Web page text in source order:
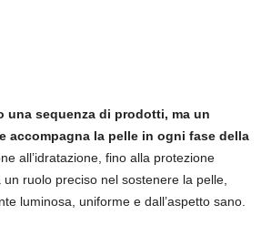
una sequenza di prodotti, ma un
accompagna la pelle in ogni fase della
all’idratazione, fino alla protezione
ruolo preciso nel sostenere la pelle,
luminosa, uniforme e dall’aspetto sano.